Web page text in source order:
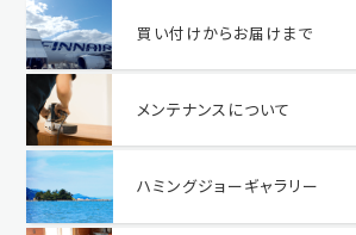
買い付けからお届けまで
メンテナンスについて
ハミングジョーギャラリー